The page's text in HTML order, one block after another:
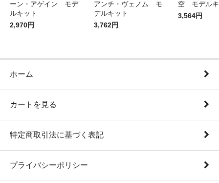
ーン・アゲイン モデ
ルキット
2,970円
アンチ・ヴェノム モ
デルキット
3,762円
空 モデル
3,564円
ホーム
カートを見る
特定商取引法に基づく表記
プライバシーポリシー